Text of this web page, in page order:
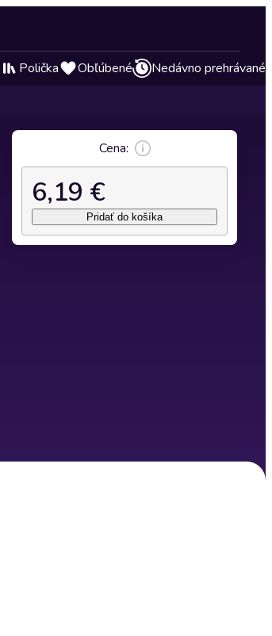
Polička Obľúbené Nedávno prehrávané
Cena:
6,19 €
Pridať do košíka